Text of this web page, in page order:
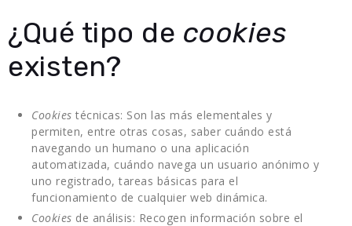
¿Qué tipo de cookies
existen?
Cookies técnicas: Son las más elementales y
permiten, entre otras cosas, saber cuándo está
navegando un humano o una aplicación
automatizada, cuándo navega un usuario anónimo y
uno registrado, tareas básicas para el
funcionamiento de cualquier web dinámica.
Cookies de análisis: Recogen información sobre el